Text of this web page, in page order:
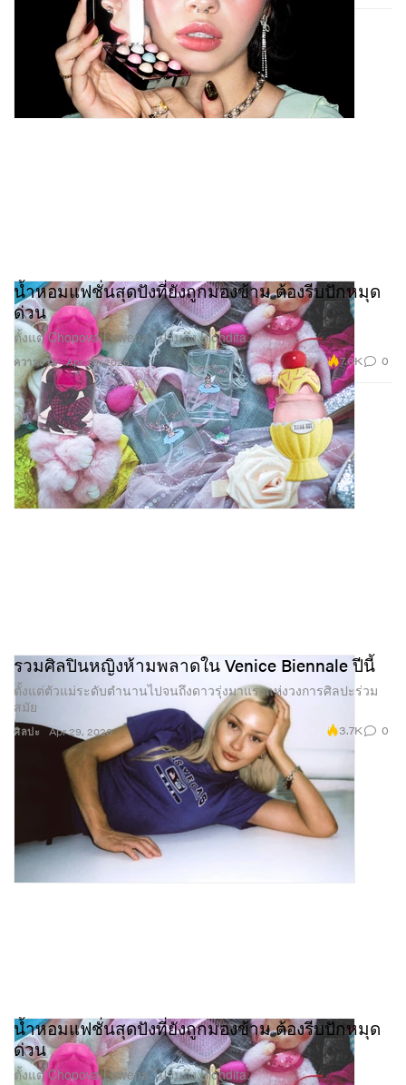
ความงาม
น้ำหอมแฟชั่นสุดปังที่ยังถูกมองข้าม ต้องรีบปักหมุด
ด่วน
ตั้งแต่ Chopova Lowena ไปจนถึง Blondita.
Apr 29, 2026 7.0K 0
ศิลปะ
รวมศิลปินหญิงห้ามพลาดใน Venice Biennale ปีนี้
ตั้งแต่ตัวแม่ระดับตำนานไปจนถึงดาวรุ่งมาแรงแห่งวงการศิลปะร่วม
สมัย
Apr 29, 2026 3.7K 0
น้ำหอมแฟชั่นสุดปังที่ยังถูกมองข้าม ต้องรีบปักหมุด
ด่วน
ตั้งแต่ Chopova Lowena ไปจนถึง Blondita.